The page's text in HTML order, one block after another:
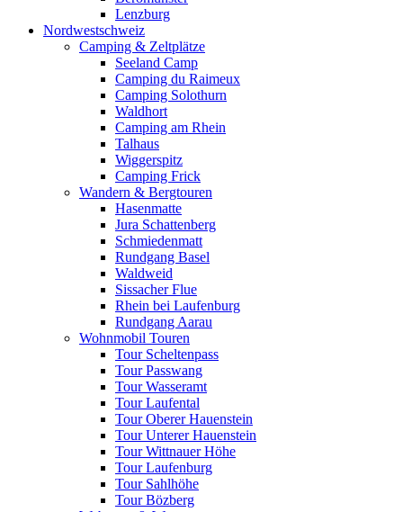
Lenzburg
Nordwestschweiz
Camping & Zeltplätze
Seeland Camp
Camping du Raimeux
Camping Solothurn
Waldhort
Camping am Rhein
Talhaus
Wiggerspitz
Camping Frick
Wandern & Bergtouren
Hasenmatte
Jura Schattenberg
Schmiedenmatt
Rundgang Basel
Waldweid
Sissacher Flue
Rhein bei Laufenburg
Rundgang Aarau
Wohnmobil Touren
Tour Scheltenpass
Tour Passwang
Tour Wasseramt
Tour Laufental
Tour Oberer Hauenstein
Tour Unterer Hauenstein
Tour Wittnauer Höhe
Tour Laufenburg
Tour Sahlhöhe
Tour Bözberg